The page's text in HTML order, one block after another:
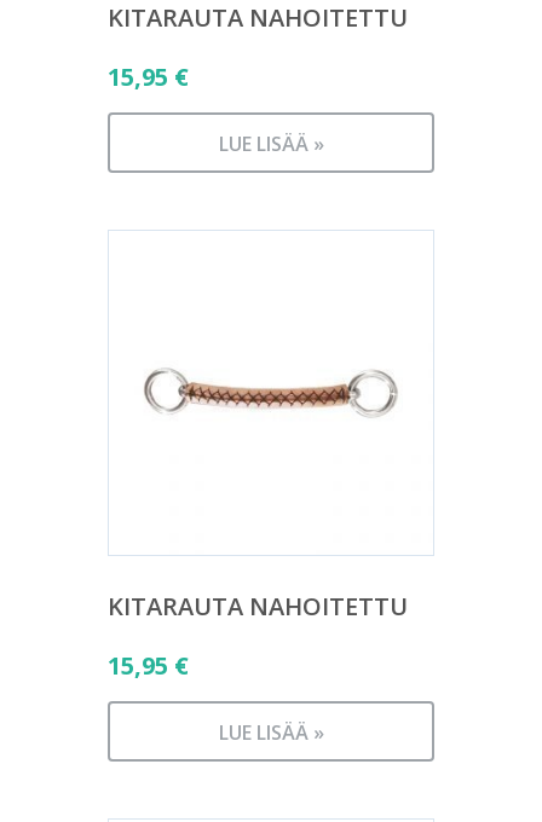
KITARAUTA NAHOITETTU
15,95 €
LUE LISÄÄ »
KITARAUTA NAHOITETTU
15,95 €
LUE LISÄÄ »